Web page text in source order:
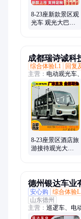
8-23座新款景区观
光车 观光大巴车
成都瑞诗诚科
综合体验L1
回复
主营： 电动观光车
车、电动扫地车
8-23座景区酒店旅
游接待观光大巴
德州银达车业
安心购
综合体验
山东德州
主营： 巡逻车、电
尔夫球车、新能源